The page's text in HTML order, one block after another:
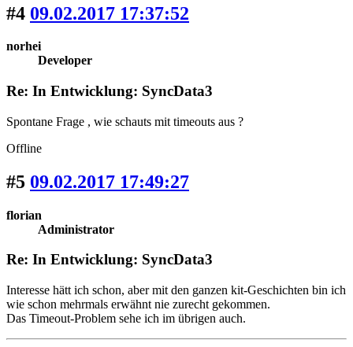
#4 09.02.2017 17:37:52
norhei
Developer
Re: In Entwicklung: SyncData3
Spontane Frage , wie schauts mit timeouts aus ?
Offline
#5 09.02.2017 17:49:27
florian
Administrator
Re: In Entwicklung: SyncData3
Interesse hätt ich schon, aber mit den ganzen kit-Geschichten bin ich
wie schon mehrmals erwähnt nie zurecht gekommen.
Das Timeout-Problem sehe ich im übrigen auch.